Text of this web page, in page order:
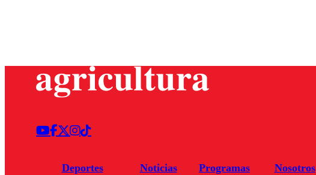
Deportes
Noticias
Programas
Nosotros